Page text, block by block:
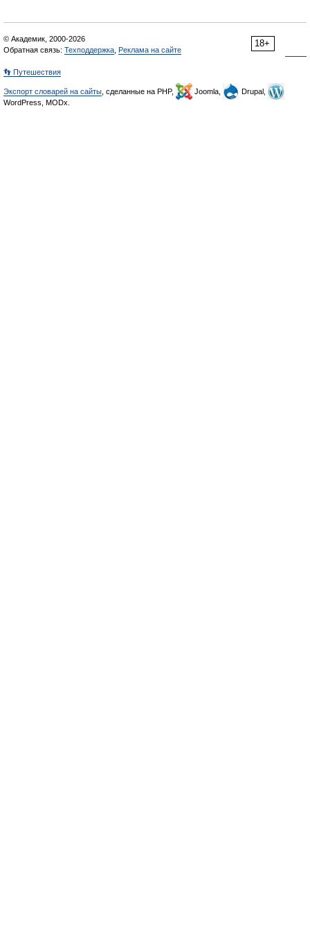
18+
© Академик, 2000-2026
Обратная связь: Техподдержка Реклама на сайте
👣 Путешествия
Экспорт словарей на сайты , сделанные на PHP, Joomla,
Drupal,
WordPress, MODx.